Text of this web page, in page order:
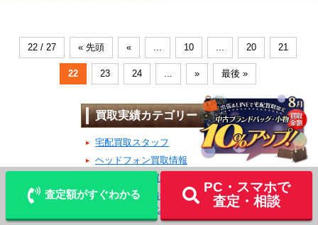
22 / 27 « 先頭 « ... 10 ... 20 21
22 23 24 ... » 最後 »
買取実績カテゴリー
宅配買取スタッフ
ヘッドフォン買取情報
金・プラチナ買取情報
電化製品買取情報
カメラ・レンズ
査定額がすぐわかる
PC・スマホで
査定・相談
LINE査定 宅配買取を申込む